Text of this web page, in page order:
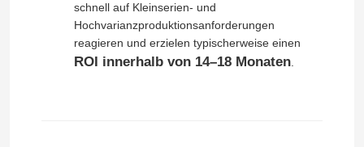
schnell auf Kleinserien- und
Hochvarianzproduktionsanforderungen
reagieren und erzielen typischerweise einen
ROI innerhalb von 14–18 Monaten.